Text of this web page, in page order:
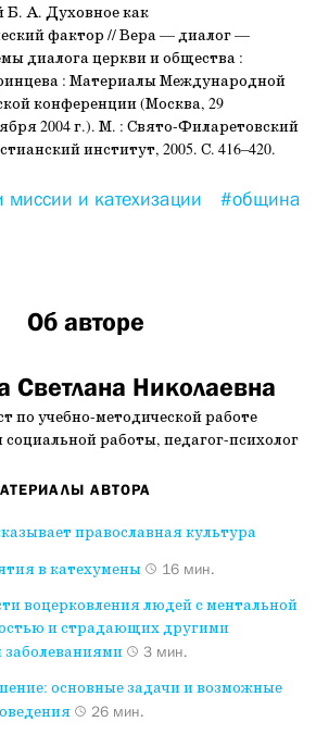
Б. А. Духовное как
фактор // Вера — диалог —
диалога церкви и общества :
: Материалы Международной
конференции (Москва, 29
2004 г.). М. : Свято-Филаретовский
институт, 2005. С. 416–420.
миссии и катехизации
#община
Об авторе
Светлана Николаевна
по учебно-методической работе
социальной работы, педагог-психолог
АВТОРА
православная культура
в катехумены
16 мин.
воцерковления людей с ментальной
и страдающих другими
3 мин.
основные задачи и возможные
26 мин.